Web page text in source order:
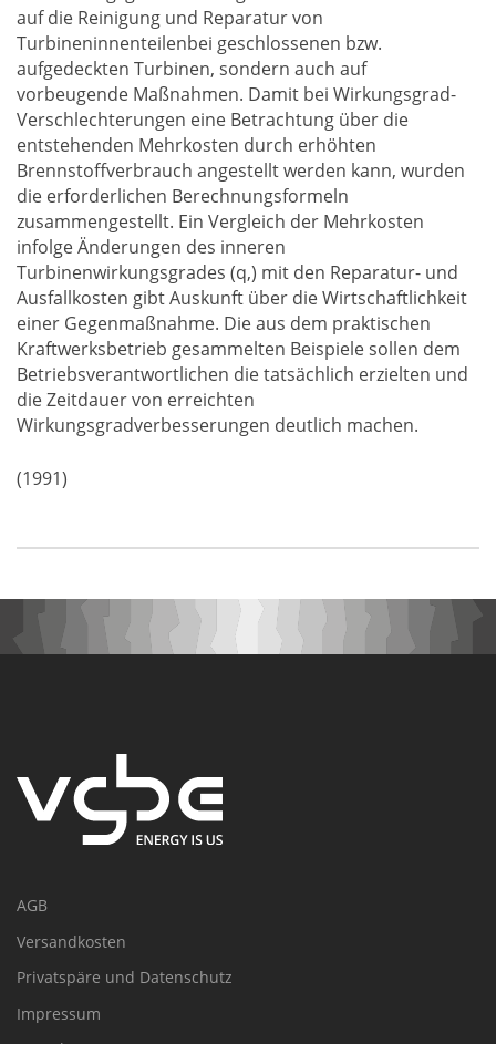
auf die Reinigung und Reparatur von
Turbineninnenteilenbei geschlossenen bzw.
aufgedeckten Turbinen, sondern auch auf
vorbeugende Maßnahmen. Damit bei Wirkungsgrad-
Verschlechterungen eine Betrachtung über die
entstehenden Mehrkosten durch erhöhten
Brennstoffverbrauch angestellt werden kann, wurden
die erforderlichen Berechnungsformeln
zusammengestellt. Ein Vergleich der Mehrkosten
infolge Änderungen des inneren
Turbinenwirkungsgrades (q,) mit den Reparatur- und
Ausfallkosten gibt Auskunft über die Wirtschaftlichkeit
einer Gegenmaßnahme. Die aus dem praktischen
Kraftwerksbetrieb gesammelten Beispiele sollen dem
Betriebsverantwortlichen die tatsächlich erzielten und
die Zeitdauer von erreichten
Wirkungsgradverbesserungen deutlich machen.
(1991)
AGB
Versandkosten
Privatspäre und Datenschutz
Impressum